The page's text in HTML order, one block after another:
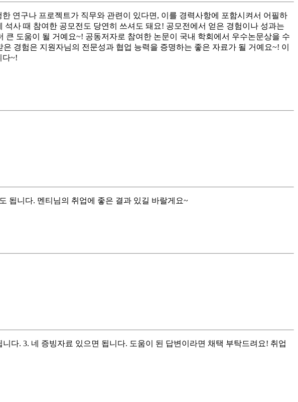
연구나 프로젝트가 직무와 관련이 있다면, 이를 경력사항에 포함시켜서 어필하
사 때 참여한 공모전도 당연히 쓰셔도 돼요! 공모전에서 얻은 경험이나 성과는
도움이 될 거예요~! 공동저자로 참여한 논문이 국내 학회에서 우수논문상을 수
경험은 지원자님의 전문성과 협업 능력을 증명하는 좋은 자료가 될 거예요~! 이
다~!
됩니다. 멘티님의 취업에 좋은 결과 있길 바랄게요~
다. 3. 네 증빙자료 있으면 됩니다. 도움이 된 답변이라면 채택 부탁드려요! 취업